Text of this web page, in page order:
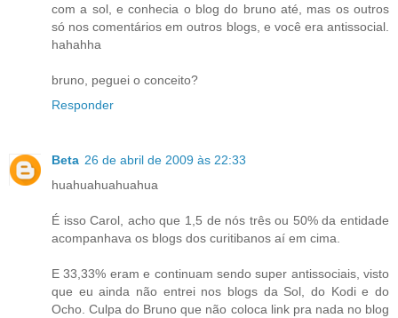
com a sol, e conhecia o blog do bruno até, mas os outros
só nos comentários em outros blogs, e você era antissocial.
hahahha
bruno, peguei o conceito?
Responder
Beta 26 de abril de 2009 às 22:33
huahuahuahuahua
É isso Carol, acho que 1,5 de nós três ou 50% da entidade
acompanhava os blogs dos curitibanos aí em cima.
E 33,33% eram e continuam sendo super antissociais, visto
que eu ainda não entrei nos blogs da Sol, do Kodi e do
Ocho. Culpa do Bruno que não coloca link pra nada no blog